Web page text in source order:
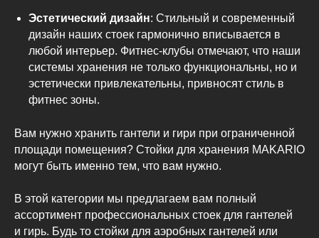
Эстетический дизайн: Стильный и современный
дизайн наших стоек гармонично вписывается в
любой интерьер. Фитнес-клубы отмечают, что наши
системы хранения не только функциональны, но и
эстетически привлекательны, привносят стиль в
фитнес зоны.
Вам нужно хранить гантели и гири при ограниченной
площади помещения? Стойки для хранения MAKARIO
могут быть именно тем, что вам нужно.
В этой категории мы предлагаем вам полный
ассортимент профессиональных стоек для гантелей
и гирь. Будь то стойки для аэробных гантелей или